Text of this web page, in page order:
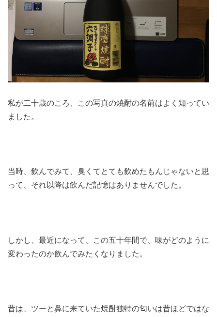
私が二十歳のころ、この写真の焼酎の名前はよく知ってい
ました。
当時、飲んでみて、臭くてとても飲めたもんじゃないと思
って、それ以降は飲んだ記憶はありませんでした。
しかし、最近になって、この五十年間で、味がどのように
変わったのか飲んでみたくなりました。
昔は、ツーと鼻に来ていた焼酎独特の匂いは昔ほどではな